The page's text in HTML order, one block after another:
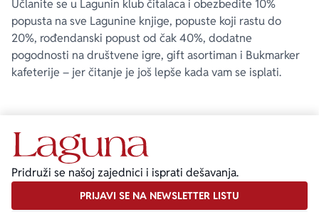
Učlanite se u Lagunin klub čitalaca i obezbedite 10%
popusta na sve Lagunine knjige, popuste koji rastu do
20%, rođendanski popust od čak 40%, dodatne
pogodnosti na društvene igre, gift asortiman i Bukmarker
kafeterije – jer čitanje je još lepše kada vam se isplati.
Pridruži se našoj zajednici i isprati dešavanja.
PRIJAVI SE NA NEWSLETTER LISTU